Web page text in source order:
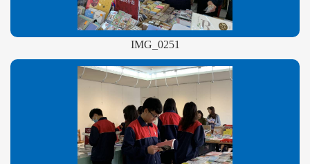
IMG_0251